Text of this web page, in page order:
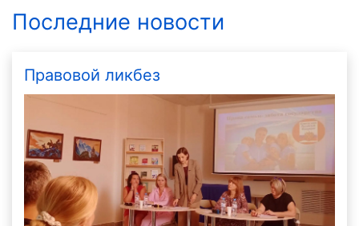
Последние новости
Правовой ликбез